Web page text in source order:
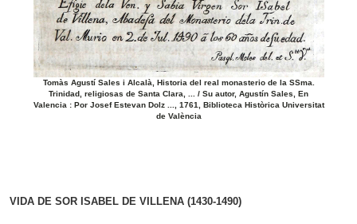
Tomàs Agustí Sales i Alcalà, Historia del real monasterio de la SSma.
Trinidad, religiosas de Santa Clara, ... / Su autor, Agustín Sales, En
Valencia : Por Josef Estevan Dolz ..., 1761, Biblioteca Històrica Universitat
de València
VIDA DE SOR ISABEL DE VILLENA (1430-1490)